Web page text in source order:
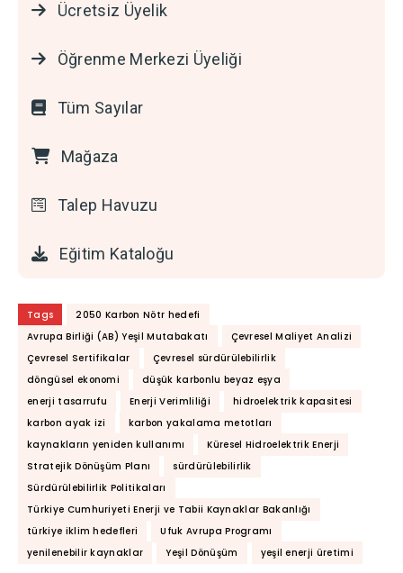
Ücretsiz Üyelik
Öğrenme Merkezi Üyeliği
Tüm Sayılar
Mağaza
Talep Havuzu
Eğitim Kataloğu
Tags
2050 Karbon Nötr hedefi
Avrupa Birliği (AB) Yeşil Mutabakatı
Çevresel Maliyet Analizi
Çevresel Sertifikalar
Çevresel sürdürülebilirlik
döngüsel ekonomi
düşük karbonlu beyaz eşya
enerji tasarrufu
Enerji Verimliliği
hidroelektrik kapasitesi
karbon ayak izi
karbon yakalama metotları
kaynakların yeniden kullanımı
Küresel Hidroelektrik Enerji
Stratejik Dönüşüm Planı
sürdürülebilirlik
Sürdürülebilirlik Politikaları
Türkiye Cumhuriyeti Enerji ve Tabii Kaynaklar Bakanlığı
türkiye iklim hedefleri
Ufuk Avrupa Programı
yenilenebilir kaynaklar
Yeşil Dönüşüm yeşil enerji üretimi